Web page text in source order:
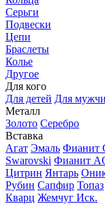
Серьги
Подвески
Цепи
Браслеты
Колье
Другое
Для кого
Для детей Для
Металл
Золото Серебро
Вставка
Агат Эмаль Фианит
Swarovski Фианит
Цитрин Янтарь
Рубин Сапфир Топаз
Кварц Жемчуг Иск.